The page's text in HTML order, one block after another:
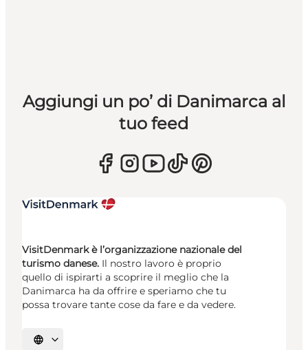
Aggiungi un po’ di Danimarca al
tuo feed
VisitDenmark è l’organizzazione nazionale del
turismo danese. Il nostro lavoro è proprio
quello di ispirarti a scoprire il meglio che la
Danimarca ha da offrire e speriamo che tu
possa trovare tante cose da fare e da vedere.
Seleziona la lingua